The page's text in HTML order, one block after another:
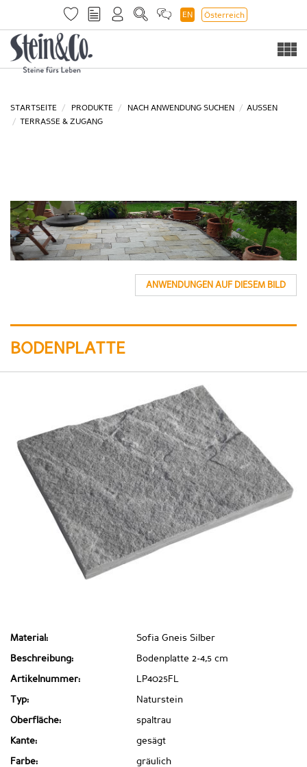
EN Österreich
STARTSEITE PRODUKTE NACH ANWENDUNG SUCHEN
AUSSEN
TERRASSE & ZUGANG
ANWENDUNGEN AUF DIESEM BILD
BODENPLATTE
Material: Sofia Gneis Silber
Beschreibung: Bodenplatte 2-4,5 cm
Artikelnummer: LP4025FL
Typ: Naturstein
Oberfläche: spaltrau
Kante: gesägt
Farbe: gräulich